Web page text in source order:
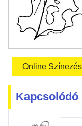
Online Színezés
Kapcsolódó